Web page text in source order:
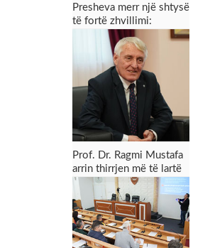
Presheva merr një shtysë
të fortë zhvillimi:
Konferenca përmbyllëse
e projektit Zona
Industriale “Çukarka”
Prof. Dr. Ragmi Mustafa
arrin thirrjen më të lartë
akademike